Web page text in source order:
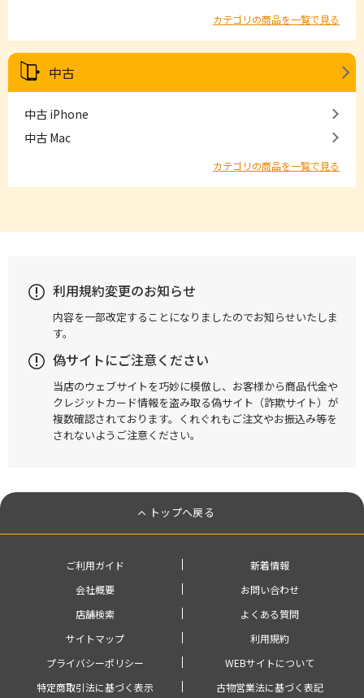
カテゴリの商品を一覧で見る
中古
中古 iPhone
中古 Mac
カテゴリの商品を一覧で見る
利用規約変更のお知らせ
内容を一部改定することになりましたのでお知らせいたしま
す。
偽サイトにご注意ください
当店のウェブサイトを巧妙に模倣し、お客様から商品代金や
クレジットカード情報を盗み取る偽サイト（詐欺サイト）が
複数確認されております。くれぐれもご注文やお振込み等を
されないようご注意ください。
トップへ戻る
ご利用ガイド
新着情報
会社概要
お問い合わせ
店舗検索
よくある質問
サイトマップ
利用規約
プライバシーポリシー
WEBサイトについて
特定商取引法に基づく表示
古物営業法に基づく表記